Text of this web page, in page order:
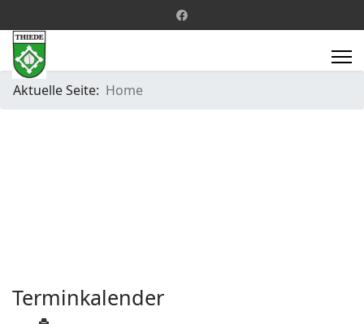
Aktuelle Seite: Home
Terminkalender